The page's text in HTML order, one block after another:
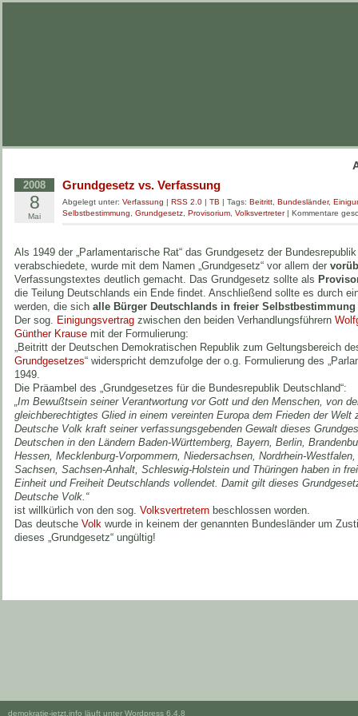
2008
8
Mai
Grundgesetz vs. Verfassung
Abgelegt unter: Verfassung | RSS 2.0 | TB | Tags: Beitritt Bundesländer,
Selbstbestimmung
Grundgesetz Provisorium Volksvertreter| Kommentare
Als 1949 der „Parlamentarische Rat“ das Grundgesetz der
verabschiedete, wurde mit dem Namen „Grundgesetz“ vor allem der
Verfassungstextes deutlich gemacht. Das Grundgesetz sollte als
die Teilung Deutschlands ein Ende findet. Anschließend sollte es durch
werden, die sich alle Bürger Deutschlands in freier Selbstbestimmung
Der sog. Einigungsvertrag zwischen den beiden Verhandlungsführern
Günther Krause mit der Formulierung:
„Beitritt der Deutschen Demokratischen Republik zum Geltungsbereich
Grundgesetzes“ widerspricht demzufolge der o.g. Formulierung des
1949.
Die Präambel des „Grundgesetzes für die Bundesrepublik Deutschland“:
„Im Bewußtsein seiner Verantwortung vor Gott und den Menschen, von
gleichberechtigtes Glied in einem vereinten Europa dem Frieden der Welt
Deutsche Volk kraft seiner verfassungsgebenden Gewalt dieses
Deutschen in den Ländern Baden-Württemberg, Bayern, Berlin,
Hessen, Mecklenburg-Vorpommern, Niedersachsen, Nordrhein-
Sachsen, Sachsen-Anhalt, Schleswig-Holstein und Thüringen haben in
Einheit und Freiheit Deutschlands vollendet. Damit gilt dieses
Deutsche Volk.“
ist willkürlich von den sog. Volksvertretern beschlossen worden.
Das deutsche Volk wurde in keinem der genannten Bundesländer um
dieses „Grundgesetz“ ungültig!
demokratie-jetzt.info läuft unter Wordpress 6.4.8